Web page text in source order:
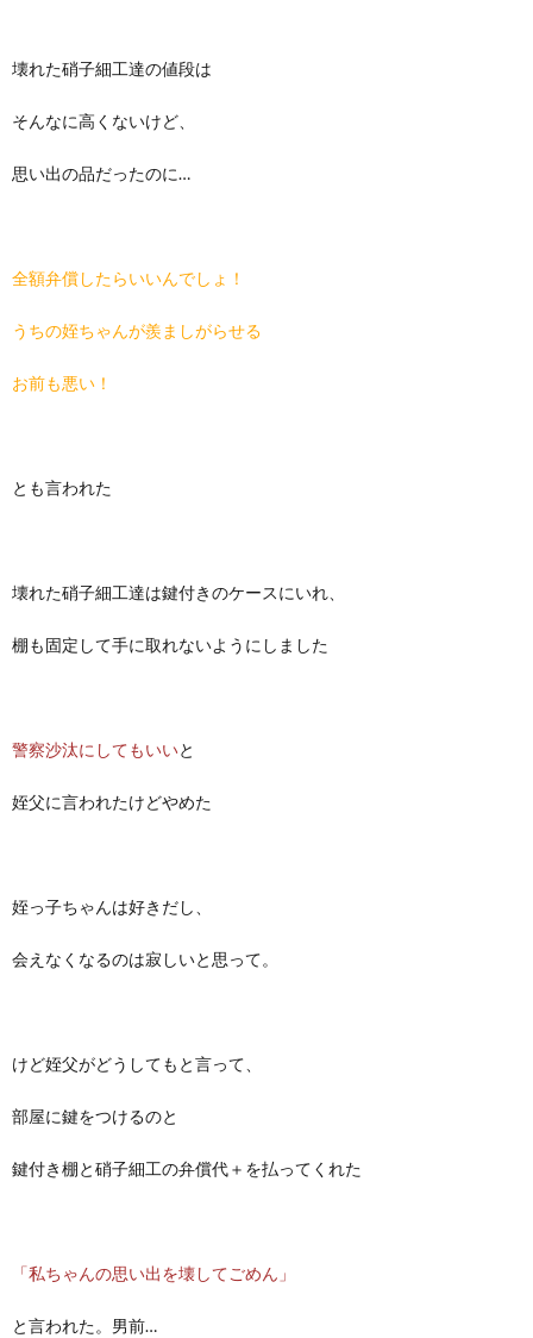
壊れた硝子細工達の値段は
そんなに高くないけど、
思い出の品だったのに…
全額弁償したらいいんでしょ！
うちの姪ちゃんが羨ましがらせる
お前も悪い！
とも言われた
壊れた硝子細工達は鍵付きのケースにいれ、
棚も固定して手に取れないようにしました
警察沙汰にしてもいいと
姪父に言われたけどやめた
姪っ子ちゃんは好きだし、
会えなくなるのは寂しいと思って。
けど姪父がどうしてもと言って、
部屋に鍵をつけるのと
鍵付き棚と硝子細工の弁償代＋を払ってくれた
「私ちゃんの思い出を壊してごめん」
と言われた。男前…